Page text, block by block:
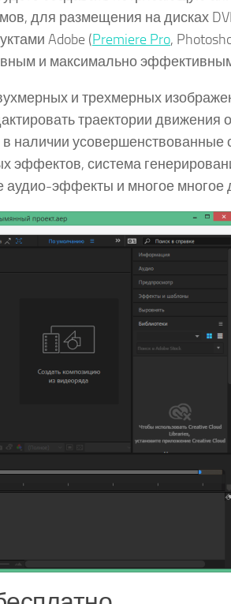
для размещения на дисках
Adobe (Premiere Pro,
и максимально
и трехмерных
траектории движения
в наличии усовершенствованные
система
эффекты и многое многое